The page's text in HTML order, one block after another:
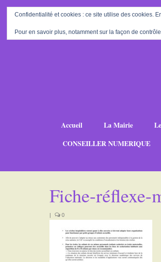
Accueil La Mairie
CONSEILLER NUMERIQUE
Fiche-réflexe-
| 0
Confidentialité et cookies : ce site utilise des cookies.
Pour en savoir plus, notamment sur la façon de